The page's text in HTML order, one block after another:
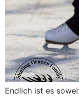
Endlich ist es